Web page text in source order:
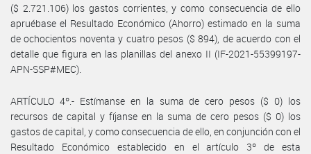
($ 2.721.106) los gastos corrientes, y como consecuencia de ello
apruébase el Resultado Económico (Ahorro) estimado en la suma
de ochocientos noventa y cuatro pesos ($ 894), de acuerdo con el
detalle que figura en las planillas del anexo II (IF-2021-55399197-
APN-SSP#MEC).
ARTÍCULO 4º.- Estímanse en la suma de cero pesos ($ 0) los
recursos de capital y fíjanse en la suma de cero pesos ($ 0) los
gastos de capital, y como consecuencia de ello, en conjunción con el
Resultado Económico establecido en el artículo 3º de esta